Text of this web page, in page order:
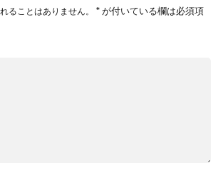
ることはありません。 *が付いている欄は必須項